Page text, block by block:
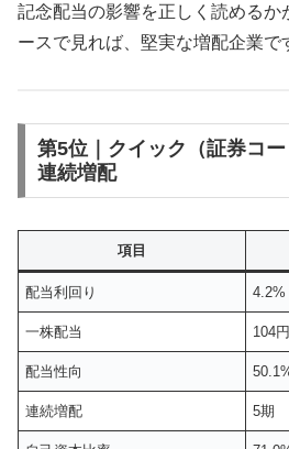
記念配当の影響を正しく読めるか
ースで見れば、堅実な増配企業で
第5位｜クイック（証券コ
連続増配
項目
配当利回り 4.2%
一株配当 104
配当性向
連続増配 5期